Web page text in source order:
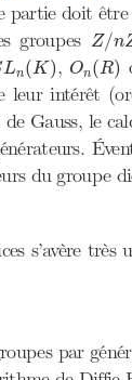
doit
groupes Z/n
Z/n
Ln(K)
L ( K),On(R)
O n(R)
leur intérêt
Gauss, le
du groupe
s’avère
par